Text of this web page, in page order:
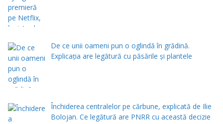
De ce unii oameni pun o oglindă în grădină.
Explicația are legătură cu păsările și plantele
Închiderea centralelor pe cărbune, explicată de Ilie
Bolojan. Ce legătură are PNRR cu această decizie